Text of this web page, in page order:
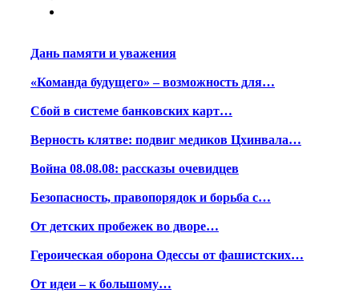
Дань памяти и уважения
«Команда будущего» – возможность для…
Сбой в системе банковских карт…
Верность клятве: подвиг медиков Цхинвала…
Война 08.08.08: рассказы очевидцев
Безопасность, правопорядок и борьба с…
От детских пробежек во дворе…
Героическая оборона Одессы от фашистских…
От идеи – к большому…